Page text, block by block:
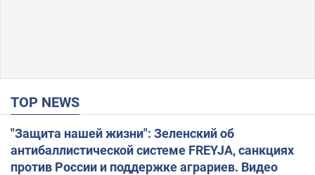
TOP NEWS
"Защита нашей жизни": Зеленский об
антибаллистической системе FREYJA, санкциях
против России и поддержке аграриев. Видео